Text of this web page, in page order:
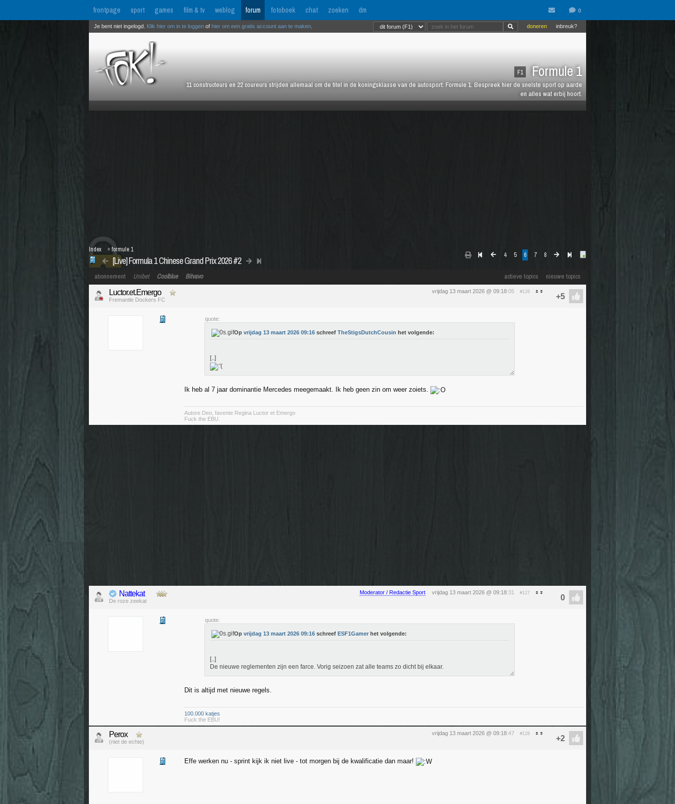
frontpage sport games film & tv weblog forum fotoboek chat zoeken dm
F1 Formule 1
11 constructeurs en 22 coureurs strijden allemaal om de titel in de koningsklasse van de autosport: Formule 1. Bespreek hier de snelste sport op aarde
en alles wat erbij hoort.
inbreuk?
doneren
Je bent niet ingelogd. Klik hier om in te loggen of hier om een gratis account aan te maken
4 5 6 7 8
[Live] Formula 1 Chinese Grand Prix 2026 #2
Index »formule 1
actieve topics nieuwe topics
abonnement Unibet Coolblue Bitvavo
vrijdag 13 maart 2026 @ 09:18:05 #126
Luctor.et.Emergo
Fremantle Dockers FC
quote:
Op vrijdag 13 maart 2026 09:16 schreef TheStigsDutchCousin het volgende:
[..]
Ik heb al 7 jaar dominantie Mercedes meegemaakt. Ik heb geen zin om weer zoiets.
Autore Deo, favente Regina Luctor et Emergo
Fuck the EBU.
Moderator / Redactie Sport vrijdag 13 maart 2026 @ 09:18:31 #127
Nattekat
De roze zeekat
quote:
Op vrijdag 13 maart 2026 09:16 schreef ESF1Gamer het volgende:
[..]
De nieuwe reglementen zijn een farce. Vorig seizoen zat alle teams zo dicht bij elkaar.
Dit is altijd met nieuwe regels.
100.000 katjes
Fuck the EBU!
vrijdag 13 maart 2026 @ 09:18:47 #128
Perox
(niet de echte)
Effe werken nu - sprint kijk ik niet live - tot morgen bij de kwalificatie dan maar!